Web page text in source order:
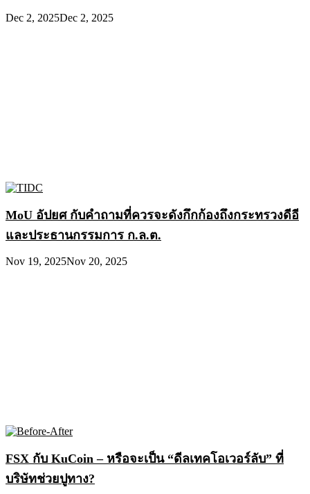
Dec 2, 2025Dec 2, 2025
MoU อัปยศ กับคำถามที่ควรจะดังกึกก้องถึงกระทรวงดีอี
และประธานกรรมการ ก.ล.ต.
Nov 19, 2025Nov 20, 2025
FSX กับ KuCoin – หรือจะเป็น “ดีลเทคโอเวอร์ลับ” ที่
บริษัทช่วยปูทาง?